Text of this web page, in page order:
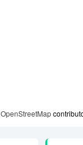
OpenStreetMap